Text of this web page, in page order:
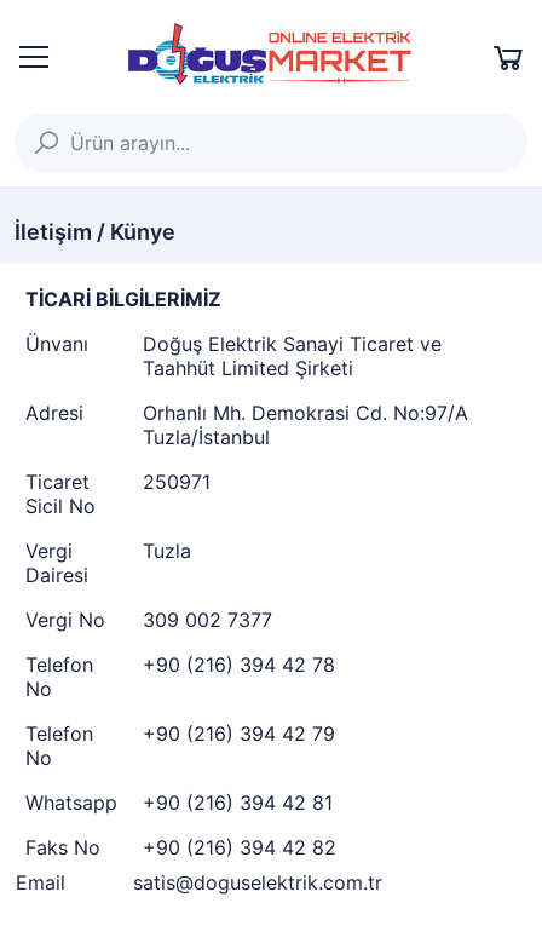
İletişim / Künye
TİCARİ BİLGİLERİMİZ
Ünvanı
Doğuş Elektrik Sanayi Ticaret ve
Taahhüt Limited Şirketi
Adresi
Orhanlı Mh. Demokrasi Cd. No:97/A
Tuzla/İstanbul
Ticaret
Sicil No
250971
Vergi
Dairesi
Tuzla
Vergi No
309 002 7377
Telefon
No
+90 (216) 394 42 78
Telefon
No
+90 (216) 394 42 79
Whatsapp
+90 (216) 394 42 81
Faks No
+90 (216) 394 42 82
Email
satis@doguselektrik.com.tr